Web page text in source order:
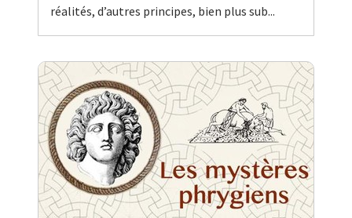
réalités, d’autres principes, bien plus sub...